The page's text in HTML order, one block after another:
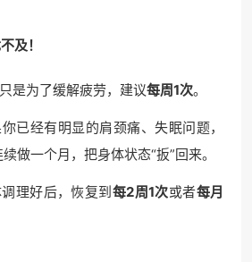
及！
是为了缓解疲劳，建议每周1次。
已经有明显的肩颈痛、失眠问题，
续做一个月，把身体状态“扳”回来。
理好后，恢复到每2周1次或者每月